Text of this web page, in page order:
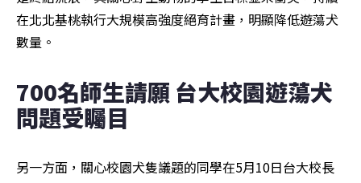
在北北基桃執行大規模高強度絕育計畫，明顯降低遊蕩犬
數量。
700名師生請願 台大校園遊蕩犬
問題受矚目
另一方面，關心校園犬隻議題的同學在5月10日台大校長